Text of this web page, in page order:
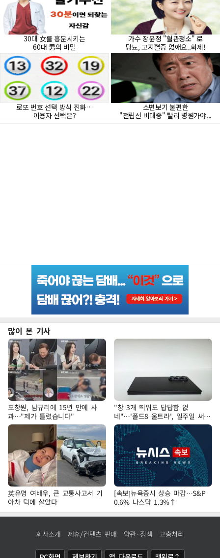
많이 본 기사
표창원, 남규리에 15년 만에 사
과…"제가 틀렸습니다"
"창 3개 띄워도 답답함 없
네"…'폴드8 울트라', 일주일 써보
니
英유명 여배우, 큰 교통사고서 기
아차 덕에 살았다
[속보]뉴욕증시 상승 마감…S&P
0.6% 나스닥 1.3%↑
회사소개 제휴/컨텐츠 판매 약관·정책 고충처리